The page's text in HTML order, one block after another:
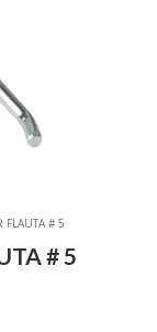
# 5
# 5